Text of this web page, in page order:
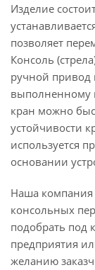
Изделие
позволяет
Консоль
ручной привод
выполненному
кран можно
устойчивости
используется
основании
Наша компания
консольных
подобрать под
предприятия
желанию